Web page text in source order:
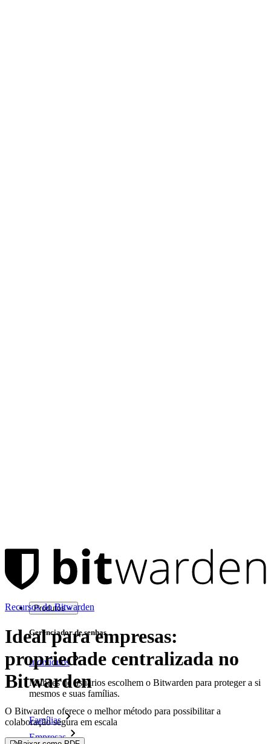
Produtos
Gerenciador de senhas
Indivíduos
Milhões de usuários escolhem o Bitwarden para proteger a si
mesmos e suas famílias.
Famílias
Empresas
Recursos do Bitwarden
Ideal para empresas:
propriedade centralizada no
Bitwarden
O Bitwarden oferece o melhor método para possibilitar a
colaboração segura em escala